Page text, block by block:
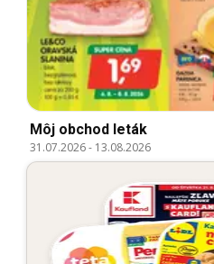
Môj obchod leták
31.07.2026- 13.08.2026